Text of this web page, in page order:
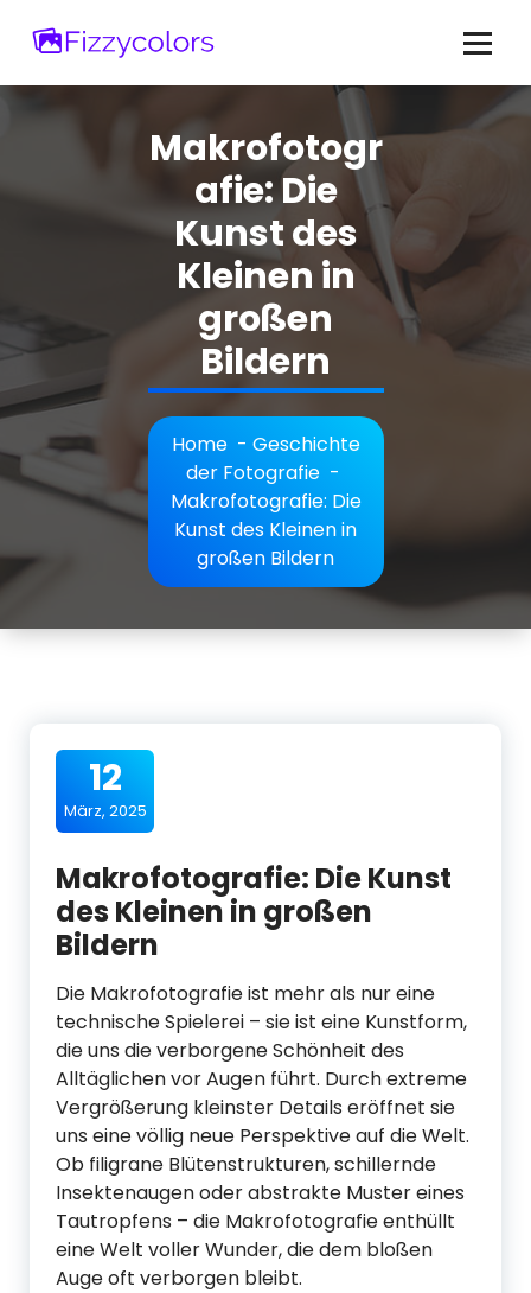
Makrofotogr
afie: Die
Kunst des
Kleinen in
großen
Bildern
Home- Geschichte
der Fotografie -
Makrofotografie: Die
Kunst des Kleinen in
großen Bildern
12
März, 2025
Makrofotografie: Die Kunst
des Kleinen in großen
Bildern
Die Makrofotografie ist mehr als nur eine
technische Spielerei – sie ist eine Kunstform,
die uns die verborgene Schönheit des
Alltäglichen vor Augen führt. Durch extreme
Vergrößerung kleinster Details eröffnet sie
uns eine völlig neue Perspektive auf die Welt.
Ob filigrane Blütenstrukturen, schillernde
Insektenaugen oder abstrakte Muster eines
Tautropfens – die Makrofotografie enthüllt
eine Welt voller Wunder, die dem bloßen
Auge oft verborgen bleibt.